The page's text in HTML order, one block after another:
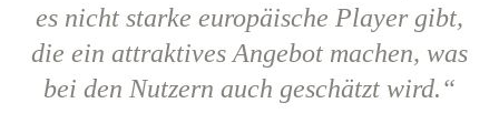
es nicht starke europäische Player gibt,
die ein attraktives Angebot machen, was
bei den Nutzern auch geschätzt wird.“